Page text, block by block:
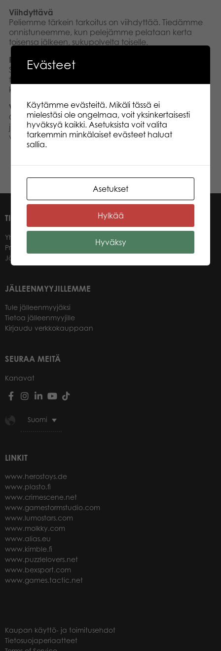
Viihdyttävä
Peliemme tärkein tarkoitus on viihdyttää. Tiedämme
onnistuneemme, kun pelejämme pelataan kerta
toisensa jälkeen, sukupolvelta toiselle.
Rehellinen
Suomalainen sisu ja rehellisyys ohjaavat
toimintaamme niin suhteessa asiakkaisiin kuin
kumppaneihimme. Pelaamme kovaa, mutta reilusti.
Vastuullinen
Olemme vastuullisesti toimiva perheyritys. Ekologisuus
ja kestävä kehitys toteutuvat niin tuotteissamme kuin
valmistusketjussamme.
TIETOA MEISTÄ
Yhteystiedot
Promotuotteet
Jälleenmyyjät
JÄLLEENMYYJILLEMME
Tule jälleenmyyjäksi
Tietoa jälleenmyyjille
Kirjaudu verkkokauppaan
SEURAA MEITÄ
Kanavat
Suomi
LINKIT
www.herostoys.de
www.plasto.fi
www.crimescene.net
www.gamestormstudio.com
www.lumostars.com
www.molkky.com
www.alias.eu
www.kimble.fi
www.puzzlelovers.net
www.bexsport.com
www.games.tactic.net
Kaupan käyttö- ja toimitusehdot
Tietosuojaperiaatteet
Evästeet
Käytämme evästeitä. Mikäli tässä ei
mielestäsi ole ongelmaa, voit yksinkertaisesti
hyväksyä kaikki. Asetuksista voit valita
tarkemmin minkälaiset evästeet haluat
sallia.
Asetukset
Hylkää
Hyväksy